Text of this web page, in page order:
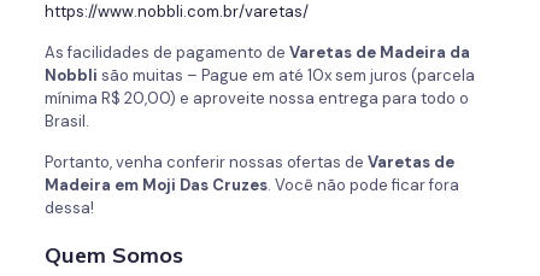
https://www.nobbli.com.br/varetas/
As facilidades de pagamento de Varetas de Madeira da
Nobbli são muitas – Pague em até 10x sem juros (parcela
mínima R$ 20,00) e aproveite nossa entrega para todo o
Brasil.
Portanto, venha conferir nossas ofertas de Varetas de
Madeira em Moji Das Cruzes. Você não pode ficar fora
dessa!
Quem Somos